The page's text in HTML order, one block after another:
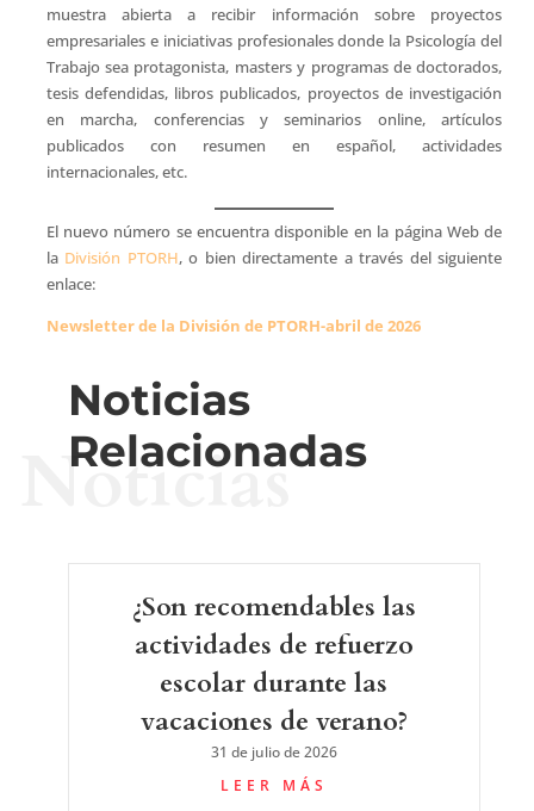
muestra abierta a recibir información sobre proyectos
empresariales e iniciativas profesionales donde la Psicología del
Trabajo sea protagonista, masters y programas de doctorados,
tesis defendidas, libros publicados, proyectos de investigación
en marcha, conferencias y seminarios online, artículos
publicados con resumen en español, actividades
internacionales, etc.
El nuevo número se encuentra disponible en la página Web de
la División PTORH, o bien directamente a través del siguiente
enlace:
Newsletter de la División de PTORH-abril de 2026
Noticias
Relacionadas
Noticias
¿Son recomendables las
actividades de refuerzo
escolar durante las
vacaciones de verano?
31 de julio de 2026
LEER MÁS